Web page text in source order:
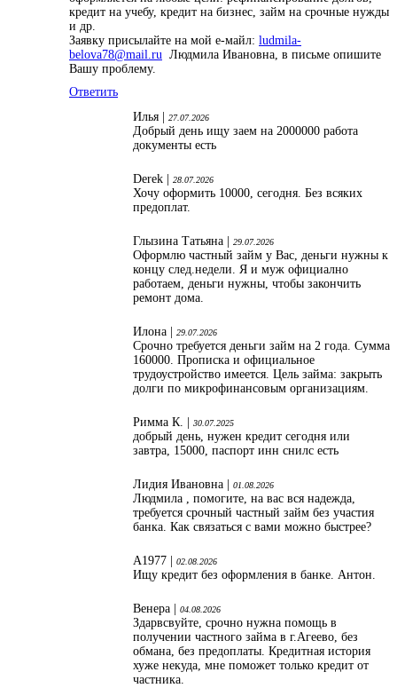
кредит на учебу, кредит на бизнес, займ на срочные нужды
и др.
Заявку присылайте на мой е-майл: ludmila-
belova78@mail.ru Людмила Ивановна, в письме опишите
Вашу проблему.
Ответить
Илья |
27.07.2026
Добрый день ищу заем на 2000000 работа
документы есть
Derek | 28.07.2026
Хочу оформить 10000, сегодня. Без всяких
предоплат.
Глызина Татьяна | 29.07.2026
Оформлю частный займ у Вас, деньги нужны к
концу след.недели. Я и муж официално
работаем, деньги нужны, чтобы закончить
ремонт дома.
Илона | 29.07.2026
Срочно требуется деньги займ на 2 года. Сумма
160000. Прописка и официальное
трудоустройство имеется. Цель займа: закрыть
долги по микрофинансовым организациям.
Римма К. | 30.07.2025
добрый день, нужен кредит сегодня или
завтра, 15000, паспорт инн снилс есть
Лидия Ивановна | 01.08.2026
Людмила , помогите, на вас вся надежда,
требуется срочный частный займ без участия
банка. Как связаться с вами можно быстрее?
А1977 | 02.08.2026
Ищу кредит без оформления в банке. Антон.
Венера | 04.08.2026
Здарвсвуйте, срочно нужна помощь в
получении частного займа в г.Агеево, без
обмана, без предоплаты. Кредитная история
хуже некуда, мне поможет только кредит от
частника.